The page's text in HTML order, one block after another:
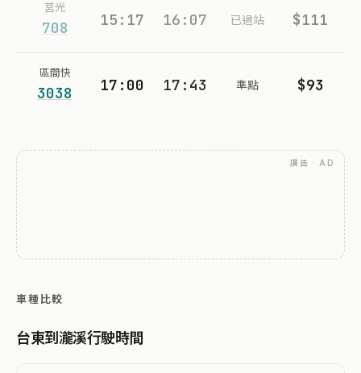
莒光
708 15:17 16:07 已過站 $111
區間快
3038 17:00 17:43 準點 $93
廣告 · AD
車種比較
台東到瀧溪行駛時間